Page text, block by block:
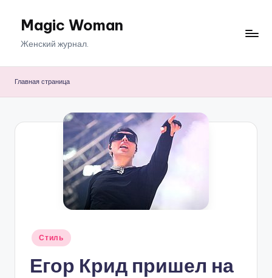
ПерейтиMagic Woman
Женский журнал.
Главная страница
Опубликовано
Стиль
Егор Крид пришел на